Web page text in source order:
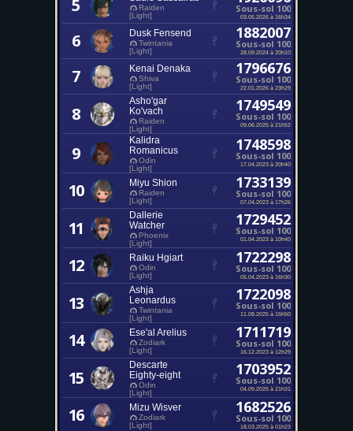
5
Raiden
[Light]
Sous-sol 100
03.05.2026 à 16h34
6 Dusk Fensend
Twintania
[Light]
1882007
Sous-sol 100
28.09.2024 à 20h10
7 Kenai Denaka
Shiva
[Light]
1796676
Sous-sol 100
22.01.2026 à 23h29
8
Asho'gar
Ko'vach
Raiden
[Light]
1749549
Sous-sol 100
09.06.2025 à 21h52
9
Kalidra
Romanicus
Odin
[Light]
1748598
Sous-sol 100
17.04.2023 à 20h40
10 Miyu Shion
Raiden
[Light]
1733139
Sous-sol 100
07.04.2023 à 17h26
11
Dallerie
Watcher
Phoenix
[Light]
1729452
Sous-sol 100
01.04.2023 à 10h40
12 Raiku Hgiart
Odin
[Light]
1722298
Sous-sol 100
05.04.2023 à 16h30
13
Ashja
Leonardus
Twintania
[Light]
1722098
Sous-sol 100
11.08.2025 à 15h50
14 Ese'al Arelius
Zodiark
[Light]
1711719
Sous-sol 100
16.12.2023 à 12h29
15
Descarte
Eighty-eight
Odin
[Light]
1703952
Sous-sol 100
04.09.2025 à 21h31
16 Mizu Wisver
Zodiark
[Light]
1682526
Sous-sol 100
18.03.2025 à 01h23